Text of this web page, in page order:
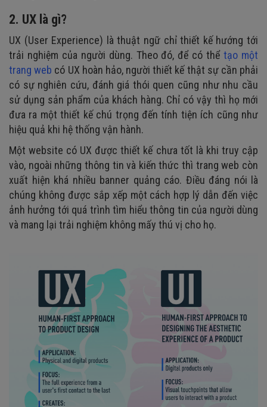
2. UX là gì?
UX (User Experience) là thuật ngữ chỉ thiết kế hướng tới
trải nghiệm của người dùng. Theo đó, để có thểtạo một
trang web có UX hoàn hảo, người thiết kế thật sự cần phải
có sự nghiên cứu, đánh giá thói quen cũng như nhu cầu
sử dụng sản phẩm của khách hàng. Chỉ có vậy thì họ mới
đưa ra một thiết kế chú trọng đến tính tiện ích cũng như
hiệu quả khi hệ thống vận hành.
Một website có UX được thiết kế chưa tốt là khi truy cập
vào, ngoài những thông tin và kiến thức thì trang web còn
xuất hiện khá nhiều banner quảng cáo. Điều đáng nói là
chúng không được sắp xếp một cách hợp lý dẫn đến việc
ảnh hưởng tới quá trình tìm hiểu thông tin của người dùng
và mang lại trải nghiệm không mấy thú vị cho họ.